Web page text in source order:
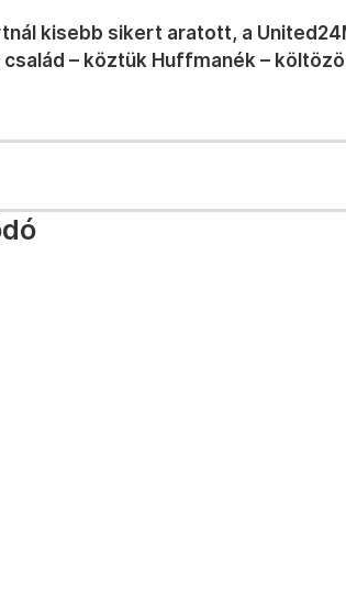
kisebb sikert aratott, a
– köztük Huffmanék –